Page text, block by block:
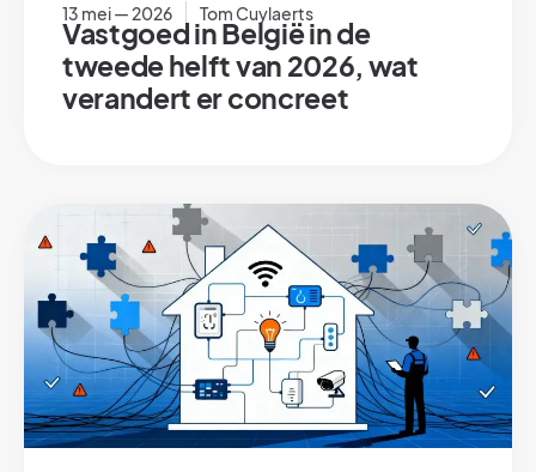
13 mei — 2026 Tom Cuylaerts
Vastgoed in België in de
tweede helft van 2026, wat
verandert er concreet